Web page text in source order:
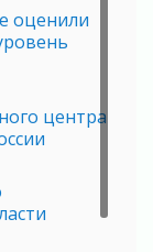
оценили
центра